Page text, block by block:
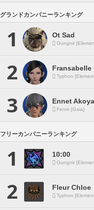
グランドカンパニーランキング
1 Ot Sad
Gungnir
2 Fransabelle
Typhon
3 Ennet Akoya
Fenrir [Gaia]
フリーカンパニーランキング
1 10:00
Gungnir
2 Fleur Chloe
Typhon